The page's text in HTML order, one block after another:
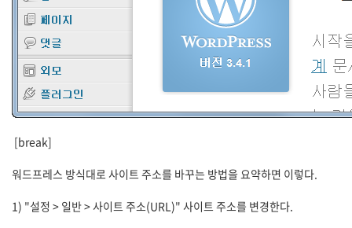
[break]
워드프레스 방식대로 사이트 주소를 바꾸는 방법을 요약하면 이렇다.
1) "설정 > 일반 > 사이트 주소(URL)" 사이트 주소를 변경한다.